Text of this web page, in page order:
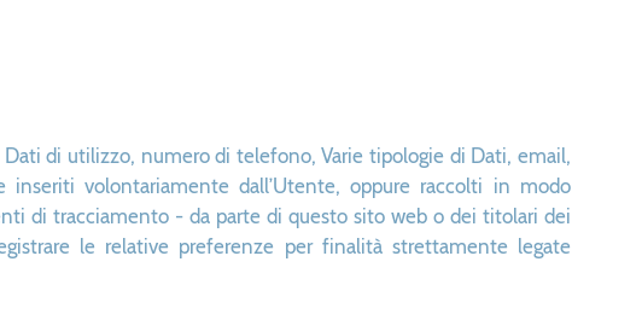
di utilizzo, numero di telefono, Varie tipologie di Dati, email,
inseriti volontariamente dall’Utente, oppure raccolti in modo
di tracciamento - da parte di questo sito web o dei titolari dei
le relative preferenze per finalità strettamente legate